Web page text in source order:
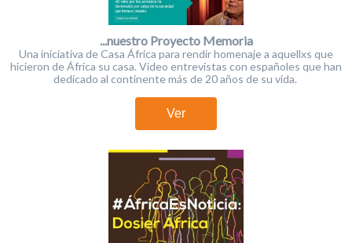
...nuestro Proyecto Memoria
Una iniciativa de Casa África para rendir homenaje a aquellxs que
hicieron de África su casa. Vídeo entrevistas con españoles que han
dedicado al continente más de 20 años de su vida.
Ver